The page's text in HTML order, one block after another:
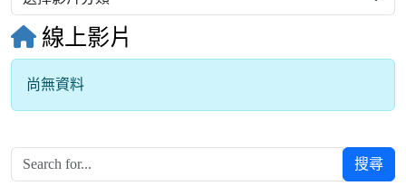
線上影片
尚無資料
搜尋